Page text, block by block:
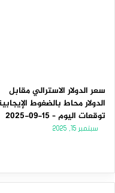
سعر الدولار الاسترالي مقابل
الدولار محاط بالضغوط
توقعات اليوم – 15-09-2025
سبتمبر 15, 2025